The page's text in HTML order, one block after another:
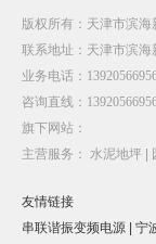
版权所有：天津市滨海
联系地址：天津市滨海
业务电话：
咨询直线：
旗下网站：
主营服务： 水泥地坪 |
友情链接
串联谐振变频电源 | 宁